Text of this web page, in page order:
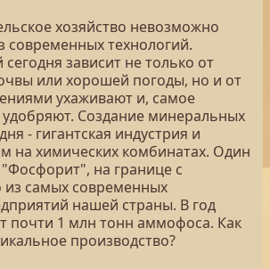
хозяйство невозможно
современных технологий.
зависит не только от
или хорошей погоды, но и от
ухаживают и, самое
удобряют. Создание минеральных
- гигантская индустрия и
на химических комбинатах. Один
"Фосфорит", на границе с
из самых современных
нашей страны. В год
почти 1 млн тонн аммофоса. Как
производство?